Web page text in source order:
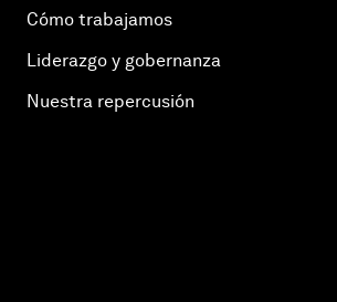
Cómo trabajamos
Liderazgo y gobernanza
Nuestra repercusión